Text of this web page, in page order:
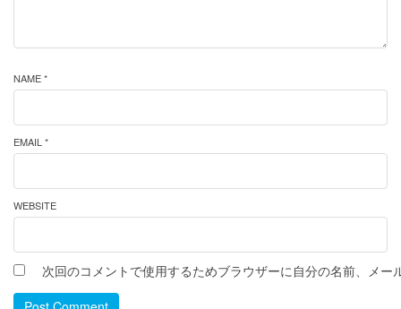
NAME *
EMAIL *
WEBSITE
次回のコメントで使用するためブラウザーに自分の名前、メー